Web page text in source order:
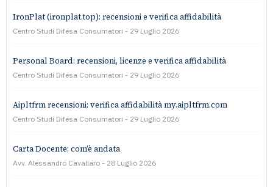
IronPlat (ironplat.top): recensioni e verifica affidabilità
Centro Studi Difesa Consumatori 29 Luglio 2026
Personal Board: recensioni, licenze e verifica affidabilità
Centro Studi Difesa Consumatori 29 Luglio 2026
Aipltfrm recensioni: verifica affidabilità my.aipltfrm.com
Centro Studi Difesa Consumatori 29 Luglio 2026
Carta Docente: com’è andata
Avv. Alessandro Cavallaro 28 Luglio 2026